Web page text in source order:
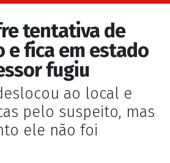
tentativa de
e fica em estado
fugiu
ao local e
pelo suspeito, mas
ele não foi